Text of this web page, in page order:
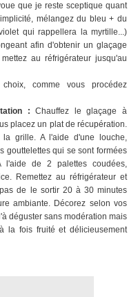
que je reste sceptique quant
mélangez du bleu + du
qui rappellera la myrtille...)
afin d'obtenir un glaçage
au réfrigérateur jusqu'au
comme vous procédez
:Chauffez le glaçage à
placez un plat de récupération.
la grille. A l'aide d'une louche,
gouttelettes qui se sont formées
l'aide de 2 palettes coudées,
Remettez au réfrigérateur et
de le sortir 20 à 30 minutes
ambiante. Décorez selon vos
déguster sans modération mais
la fois fruité et délicieusement